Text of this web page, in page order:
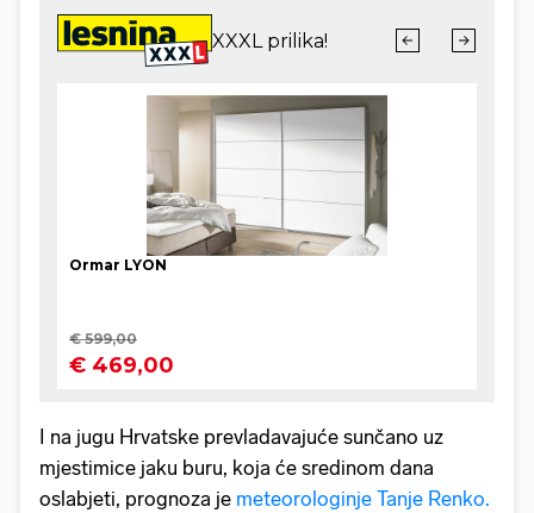
I na jugu Hrvatske prevladavajuće sunčano uz
mjestimice jaku buru, koja će sredinom dana
oslabjeti, prognoza je meteorologinje Tanje Renko.